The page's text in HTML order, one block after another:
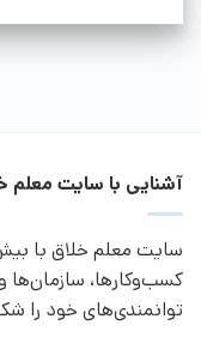
آشنایی با سایت معلم
کسب‌وکارها،
توانمندی‌های خود را